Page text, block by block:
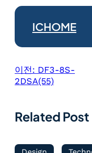
ICHOME
이전: DF3-8S-
2DSA(55)
Related Post